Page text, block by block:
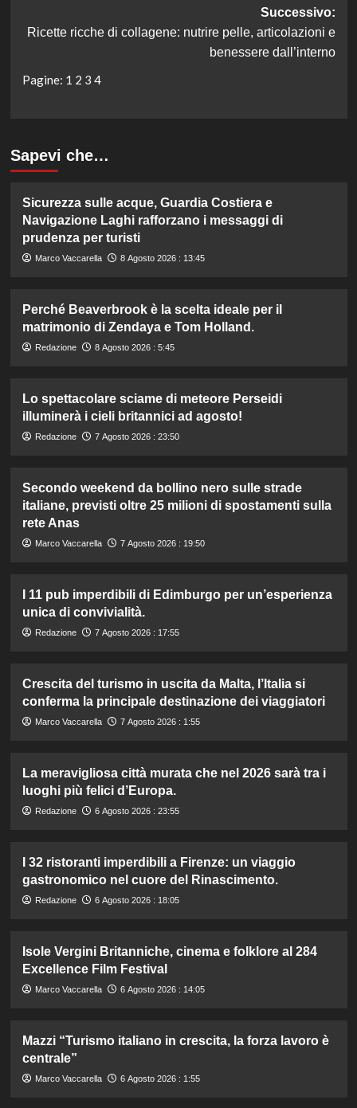
Successivo:
Ricette ricche di collagene: nutrire pelle, articolazioni e
benessere dall’interno
Pagine: 1 2 3 4
Sapevi che…
Sicurezza sulle acque, Guardia Costiera e
Navigazione Laghi rafforzano i messaggi di
prudenza per turisti
Marco Vaccarella 8 Agosto 2026 : 13:45
Perché Beaverbrook è la scelta ideale per il
matrimonio di Zendaya e Tom Holland.
Redazione 8 Agosto 2026 : 5:45
Lo spettacolare sciame di meteore Perseidi
illuminerà i cieli britannici ad agosto!
Redazione 7 Agosto 2026 : 23:50
Secondo weekend da bollino nero sulle strade
italiane, previsti oltre 25 milioni di spostamenti sulla
rete Anas
Marco Vaccarella 7 Agosto 2026 : 19:50
I 11 pub imperdibili di Edimburgo per un’esperienza
unica di convivialità.
Redazione 7 Agosto 2026 : 17:55
Crescita del turismo in uscita da Malta, l’Italia si
conferma la principale destinazione dei viaggiatori
Marco Vaccarella 7 Agosto 2026 : 1:55
La meravigliosa città murata che nel 2026 sarà tra i
luoghi più felici d’Europa.
Redazione 6 Agosto 2026 : 23:55
I 32 ristoranti imperdibili a Firenze: un viaggio
gastronomico nel cuore del Rinascimento.
Redazione 6 Agosto 2026 : 18:05
Isole Vergini Britanniche, cinema e folklore al 284
Excellence Film Festival
Marco Vaccarella 6 Agosto 2026 : 14:05
Mazzi “Turismo italiano in crescita, la forza lavoro è
centrale”
Marco Vaccarella 6 Agosto 2026 : 1:55